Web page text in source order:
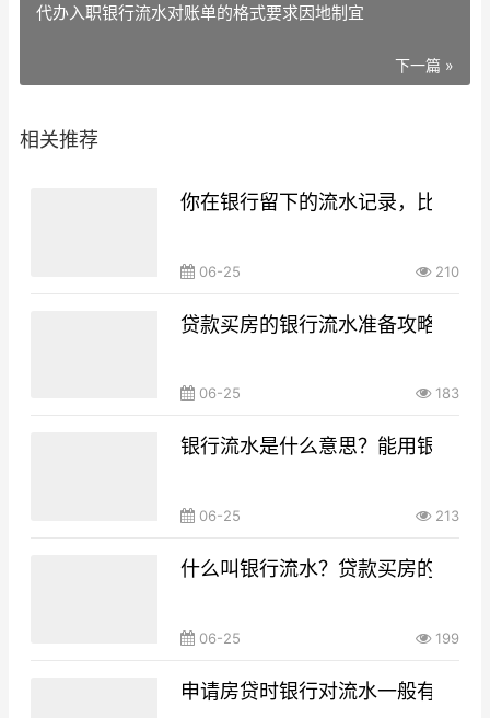
代办入职银行流水对账单的格式要求因地制宜
下一篇 »
相关推荐
你在银行留下的流水记录，比你想
06-25 210
贷款买房的银行流水准备攻略，你
06-25 183
银行流水是什么意思？能用银行流
06-25 213
什么叫银行流水？贷款买房的银行
06-25 199
申请房贷时银行对流水一般有什么